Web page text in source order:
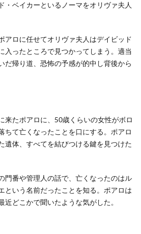
・ベイカーといるノーマをオリヴァ夫人
アロに任せてオリヴァ夫人はデイビッド
入ったところで見つかってしまう。適当
だ帰り道、恐怖の予感が的中し背後から
来たポアロに、50歳くらいの女性がボロ
ちて亡くなったことを口にする。ポアロ
遺体、すべてを結びつける鍵を見つけた
門番や管理人の話で、亡くなったのはル
という名前だったことを知る。ポアロは
近どこかで聞いたような気がした。